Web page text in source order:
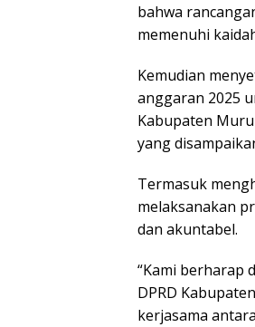
bahwa
memenuhi
Kemudian
anggaran 2025
Kabupaten
yang
Termasuk
melaksanakan
dan akuntabel.
“Kami berharap
DPRD
kerjasama